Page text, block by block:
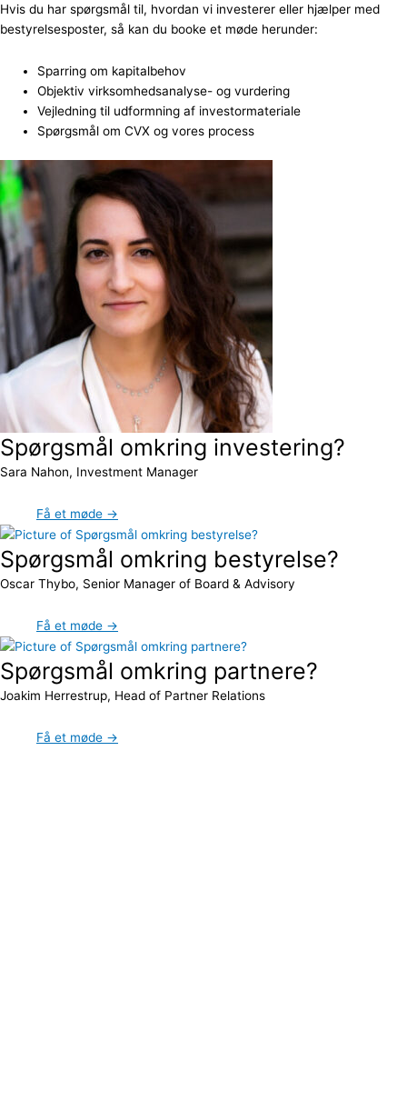
Hvis du har spørgsmål til, hvordan vi investerer eller hjælper med
bestyrelsesposter, så kan du booke et møde herunder:
Sparring om kapitalbehov
Objektiv virksomhedsanalyse- og vurdering
Vejledning til udformning af investormateriale
Spørgsmål om CVX og vores process
Spørgsmål omkring investering?
Sara Nahon, Investment Manager
Få et møde →
Spørgsmål omkring bestyrelse?
Oscar Thybo, Senior Manager of Board & Advisory
Få et møde →
Spørgsmål omkring partnere?
Joakim Herrestrup, Head of Partner Relations
Få et møde →